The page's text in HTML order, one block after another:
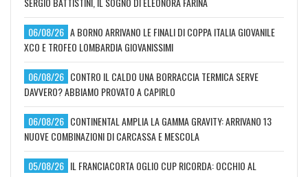
06/08/26 A BORNO ARRIVANO LE FINALI DI COPPA ITALIA GIOVANILE
XCO E TROFEO LOMBARDIA GIOVANISSIMI
06/08/26 CONTRO IL CALDO UNA BORRACCIA TERMICA SERVE
DAVVERO? ABBIAMO PROVATO A CAPIRLO
06/08/26 CONTINENTAL AMPLIA LA GAMMA GRAVITY: ARRIVANO 13
NUOVE COMBINAZIONI DI CARCASSA E MESCOLA
05/08/26 IL FRANCIACORTA OGLIO CUP RICORDA: OCCHIO AL